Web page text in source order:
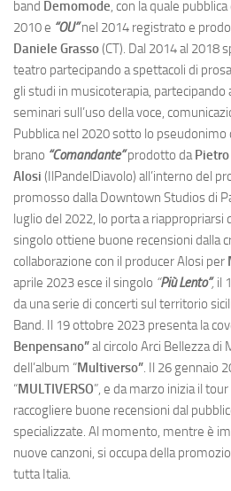
band Demomode, con la quale
2010 e “OU”nel 2014 registrato e
Daniele Grasso(CT). Dal 2014 al 2018
teatro partecipando a spettacoli di
gli studi in musicoterapia, partecipando
seminari sull’uso della voce,
Pubblica nel 2020 sotto lo pseudonimo
brano “Comandante”prodotto da
Alosi (IlPandelDiavolo) all’interno del
promosso dalla Downtown Studios di
luglio del 2022, lo porta a riappropriarsi
singolo ottiene buone recensioni dalla
collaborazione con il producer Alosi per
aprile 2023 esce il singolo “Più Lento”, il
da una serie di concerti sul territorio
Band. Il 19 ottobre 2023 presenta la
Benpensano”al circolo Arci Bellezza di
dell’album “Multiverso”. Il 26 gennaio
“MULTIVERSO”, e da marzo inizia il
raccogliere buone recensioni dal
specializzate. Al momento, mentre è
nuove canzoni, si occupa della
tutta Italia.